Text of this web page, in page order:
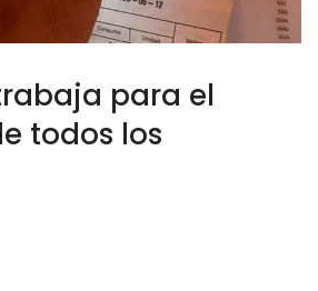
para el
todos los